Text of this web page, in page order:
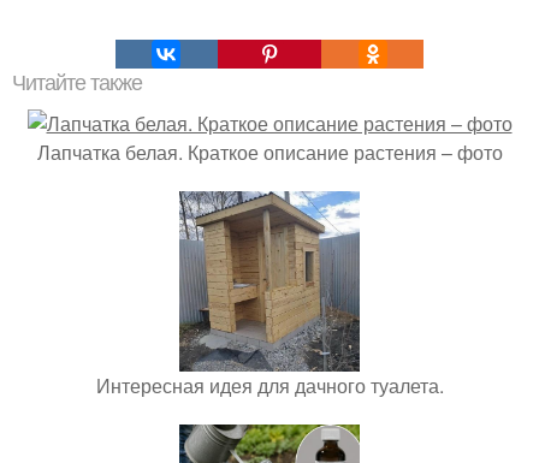
Читайте также
Лапчатка белая. Краткое описание растения – фото
Интересная идея для дачного туалета.